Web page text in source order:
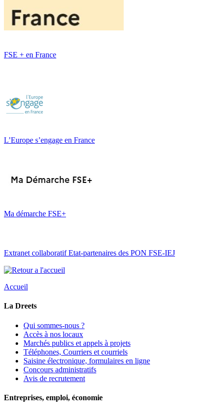
FSE + en France
L’Europe s’engage en France
Ma démarche FSE+
Extranet collaboratif Etat-partenaires des PON FSE-IEJ
Accueil
La Dreets
Qui sommes-nous ?
Accès à nos locaux
Marchés publics et appels à projets
Téléphones, Courriers et courriels
Saisine électronique, formulaires en ligne
Concours administratifs
Avis de recrutement
Entreprises, emploi, économie